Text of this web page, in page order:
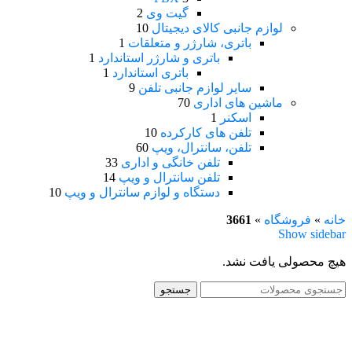
گیت وی 2
لوازم جانبی کالای دیجیتال 10
باتری، شارژر و متعلقات 1
باتری و شارژر استاندارد 1
باتری استاندارد 1
سایر لوازم جانبی تلفن 9
ماشین های اداری 70
اسکنر
1
تلفن های کارکرده 10
تلفن، سانترال، ویپ 60
تلفن خانگی و اداری 33
تلفن سانترال و ویپ 14
دستگاه و لوازم سانترال و ویپ 10
خانه » فروشگاه »
3661
Show sidebar
هیچ محصولی یافت نشد.
جستجو